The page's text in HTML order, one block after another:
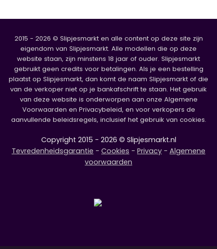
2015 - 2026 © Slipjesmarkt en alle content op deze site zijn
eigendom van Slipjesmarkt. Alle modellen die op deze
website staan, zijn minstens 18 jaar of ouder. Slipjesmarkt
gebruikt geen credits voor betalingen. Als je een bestelling
plaatst op Slipjesmarkt, dan komt de naam Slipjesmarkt of die
van de verkoper niet op je bankafschrift te staan. Het gebruik
van deze website is onderworpen aan onze Algemene
Voorwaarden en Privacybeleid, en voor verkopers de
aanvullende beleidsregels, inclusief het gebruik van cookies.
Copyright 2015 - 2026 © Slipjesmarkt.nl
Tevredenheidsgarantie - Cookies - Privacy - Algemene
voorwaarden